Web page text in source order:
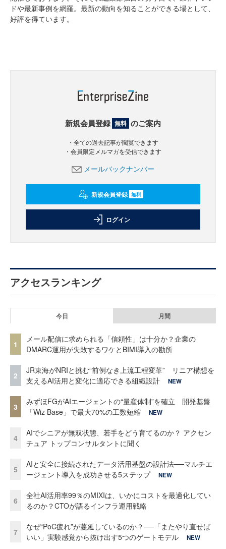
ドや最新事例を網羅。最新の動向を知ることができる場として、
好評を得ています。
新規会員登録 無料 のご案内
・全ての過去記事が閲覧できます
・会員限定メルマガを受信できます
メールバックナンバー
新規会員登録 無料
ログイン
アクセスランキング
今日 月間
1
メール配信に求められる「信頼性」は十分か？企業の
DMARC運用が失敗するワケとBIMI導入の勘所
2
JR東海がNRIと挑む“前例なき上流工程変革” リニア構想を
支えるAI活用と変化に適応できる組織設計
NEW
3
みずほFGがAIエージェントの“量産体制”を確立 開発基盤
「Wiz Base」で最大70%の工数短縮
NEW
4
AIでシニアが無双状態、若手をどう育てるのか？ アクセン
チュア トップコンサルタントに聞く
5
AIと安全に接続されたデータ活用基盤の設計法──マルチエ
ージェント導入を成功させる5ステップ
NEW
6
全社AI活用率99％のMIXIは、いかにコストを最適化してい
るのか？CTOが語るインフラ運用戦略
7
なぜ“PoC疲れ”が蔓延しているのか？──「またやり直せば
いい」実験感覚から抜け出す5つのゲートモデル
NEW